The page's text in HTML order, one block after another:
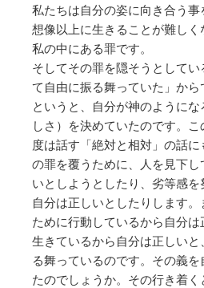
私たちは自分の姿に向き合う事
想像以上に生きることが難し
私の中にある罪です。
そしてその罪を隠そうとして
て自由に振る舞っていた」か
というと、自分が神のように
しさ）を決めていたのです。
度は話す「絶対と相対」の話
の罪を覆うために、人を見下
いとしようとしたり、劣等感
自分は正しいとしたりします
ために行動しているから自分
生きているから自分は正しい
る舞っているのです。その義
たのでしょうか。その行き着